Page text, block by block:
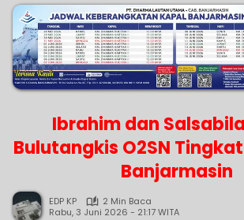
Ibrahim dan
Bulutangkis O2SN
Banjarmasin
EDP KP
2 Min Baca
Rabu, 3 Juni 2026 - 21:17 WITA